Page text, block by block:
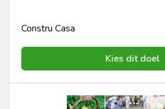
Constru Casa
Kies dit doel